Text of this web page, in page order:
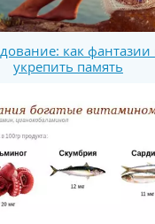
как
укрепить память